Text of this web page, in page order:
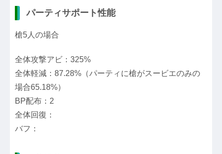
パーティサポート性能
槍5人の場合
全体攻撃アビ：325%
全体軽減：87.28%（パーティに槍がスービエのみの
場合65.18%）
BP配布：2
全体回復：
バフ：